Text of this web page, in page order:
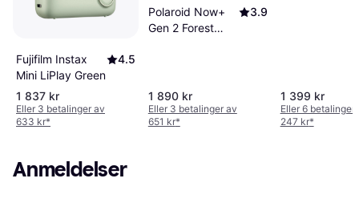
Fujifilm Instax
Mini LiPlay Green
4.5
1 837 kr
Eller 3 betalinger av
633 kr*
Polaroid Now+
Gen 2 Forest
3.9
1 890 kr
Eller 3 betalinger av
651 kr*
1 399 kr
Eller 6 betalinger
247 kr*
Anmeldelser